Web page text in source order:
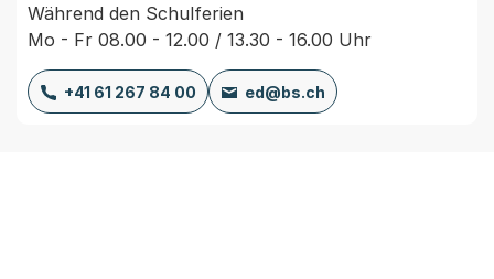
Während den Schulferien
Mo - Fr 08.00 - 12.00 / 13.30 - 16.00 Uhr
+41 61 267 84 00 ed@bs.ch